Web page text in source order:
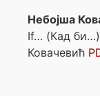
Небојша
If… (Кад
Ковачевић